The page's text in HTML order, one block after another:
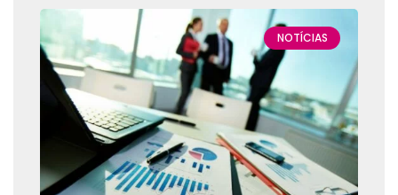
NOTÍCIAS